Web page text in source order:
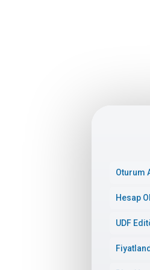
Oturum
Hesap
UDF